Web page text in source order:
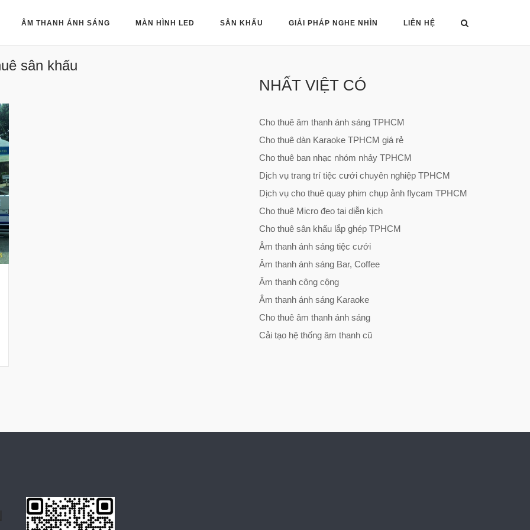
ÂM THANH ÁNH SÁNG MÀN HÌNH LED SÂN KHẤU GIẢI PHÁP NGHE NHÌN LIÊN HỆ
sân khấu
NHẤT VIỆT CÓ
Cho thuê âm thanh ánh sáng TPHCM
Cho thuê dàn Karaoke TPHCM giá rẻ
Cho thuê ban nhạc nhóm nhảy TPHCM
Dịch vụ trang trí tiệc cưới chuyên nghiệp TPHCM
Dịch vụ cho thuê quay phim chụp ảnh flycam TPHCM
Cho thuê Micro đeo tai diễn kịch
Cho thuê sân khấu lắp ghép TPHCM
Âm thanh ánh sáng tiệc cưới
Âm thanh ánh sáng Bar, Coffee
Âm thanh công cộng
Âm thanh ánh sáng Karaoke
Cho thuê âm thanh ánh sáng
Cải tạo hệ thống âm thanh cũ